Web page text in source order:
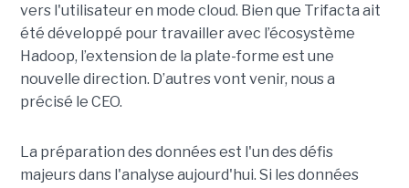
vers l'utilisateur en mode cloud. Bien que Trifacta ait
été développé pour travailler avec l’écosystème
Hadoop, l’extension de la plate-forme est une
nouvelle direction. D’autres vont venir, nous a
précisé le CEO.
La préparation des données est l'un des défis
majeurs dans l'analyse aujourd'hui. Si les données